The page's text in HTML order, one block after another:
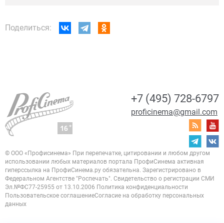
Поделиться:
+7 (495) 728-6797
proficinema@gmail.com
© ООО «Профисинема» При перепечатке, цитировании и любом другом
использовании любых материалов портала ПрофиСинема активная
гиперссылка на ПрофиСинема.ру обязательна. Зарегистрировано в
Федеральном Агентстве "Роспечать". Свидетельство о регистрации СМИ
Эл.№ФС77-25955 от 13.10.2006 Политика конфиденциальности
Пользовательское соглашениеСогласие на обработку персональных
данных